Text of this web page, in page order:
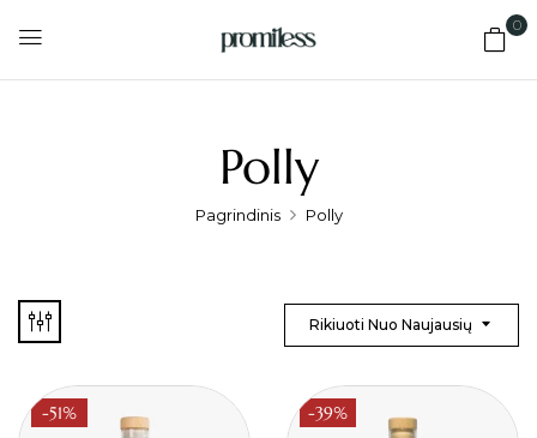
0
Polly
Pagrindinis Polly
Rikiuoti Nuo Naujausių
-51% -39%